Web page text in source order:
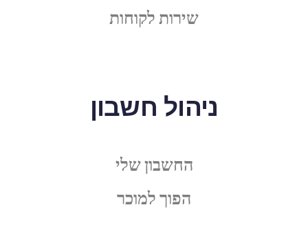
שירות לקוחות
ניהול חשבון
החשבון שלי
הפוך למוכר